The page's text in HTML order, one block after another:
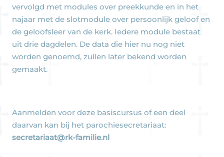
vervolgd met modules over preekkunde en in het
najaar met de slotmodule over persoonlijk geloof en
de geloofsleer van de kerk. Iedere module bestaat
uit drie dagdelen. De data die hier nu nog niet
worden genoemd, zullen later bekend worden
gemaakt.
Aanmelden voor deze basiscursus of een deel
daarvan kan bij het parochiesecretariaat:
secretariaat@rk-familie.nl